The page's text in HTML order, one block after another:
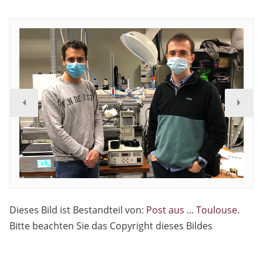
Dieses Bild ist Bestandteil von: Post aus ... Toulouse.
Bitte beachten Sie das Copyright dieses Bildes